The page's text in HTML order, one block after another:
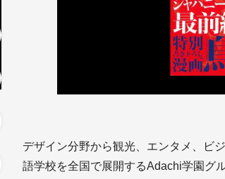
デザイン分野から観光、エンタメ、ビ
語学校を全国で展開するAdachi学園グ